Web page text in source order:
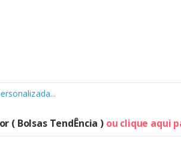
...
( Bolsas TendÊncia ) ou clique aqui